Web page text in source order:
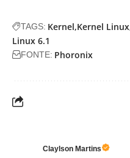
TAGS: Kernel Kernel Linux
Linux 6.1
FONTE: Phoronix
Claylson Martins